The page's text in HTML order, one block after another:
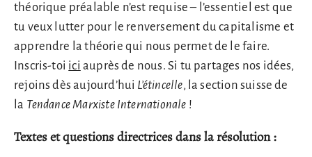
théorique préalable n’est requise – l’essentiel est que
tu veux lutter pour le renversement du capitalisme et
apprendre la théorie qui nous permet de le faire.
Inscris-toi ici auprès de nous. Si tu partages nos idées,
rejoins dès aujourd’hui L’étincelle, la section suisse de
la Tendance Marxiste Internationale !
Textes et questions directrices dans la résolution :